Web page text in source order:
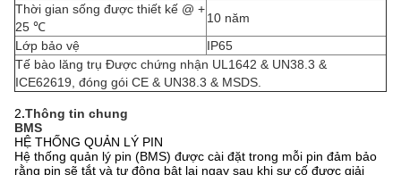
Thời gian sống được thiết kế @ +
25 ℃
10 năm
Lớp bảo vệ
IP65
Tế bào lăng trụ Được chứng nhận UL1642 & UN38.3 &
ICE62619, đóng gói CE & UN38.3 & MSDS.
2.Thông tin chung
BMS
HỆ THỐNG QUẢN LÝ PIN
Hệ thống quản lý pin (BMS) được cài đặt trong mỗi pin đảm bảo
rằng pin sẽ tắt và tự động bật lại ngay sau khi sự cố được giải